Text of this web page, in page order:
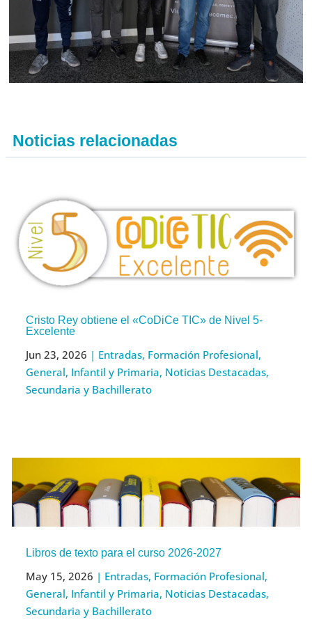
Noticias relacionadas
Cristo Rey obtiene el «CoDiCe TIC» de Nivel 5-
Excelente
Jun 23, 2026 | Entradas, Formación Profesional,
General, Infantil y Primaria, Noticias Destacadas,
Secundaria y Bachillerato
Libros de texto para el curso 2026-2027
May 15, 2026 | Entradas, Formación Profesional,
General, Infantil y Primaria, Noticias Destacadas,
Secundaria y Bachillerato